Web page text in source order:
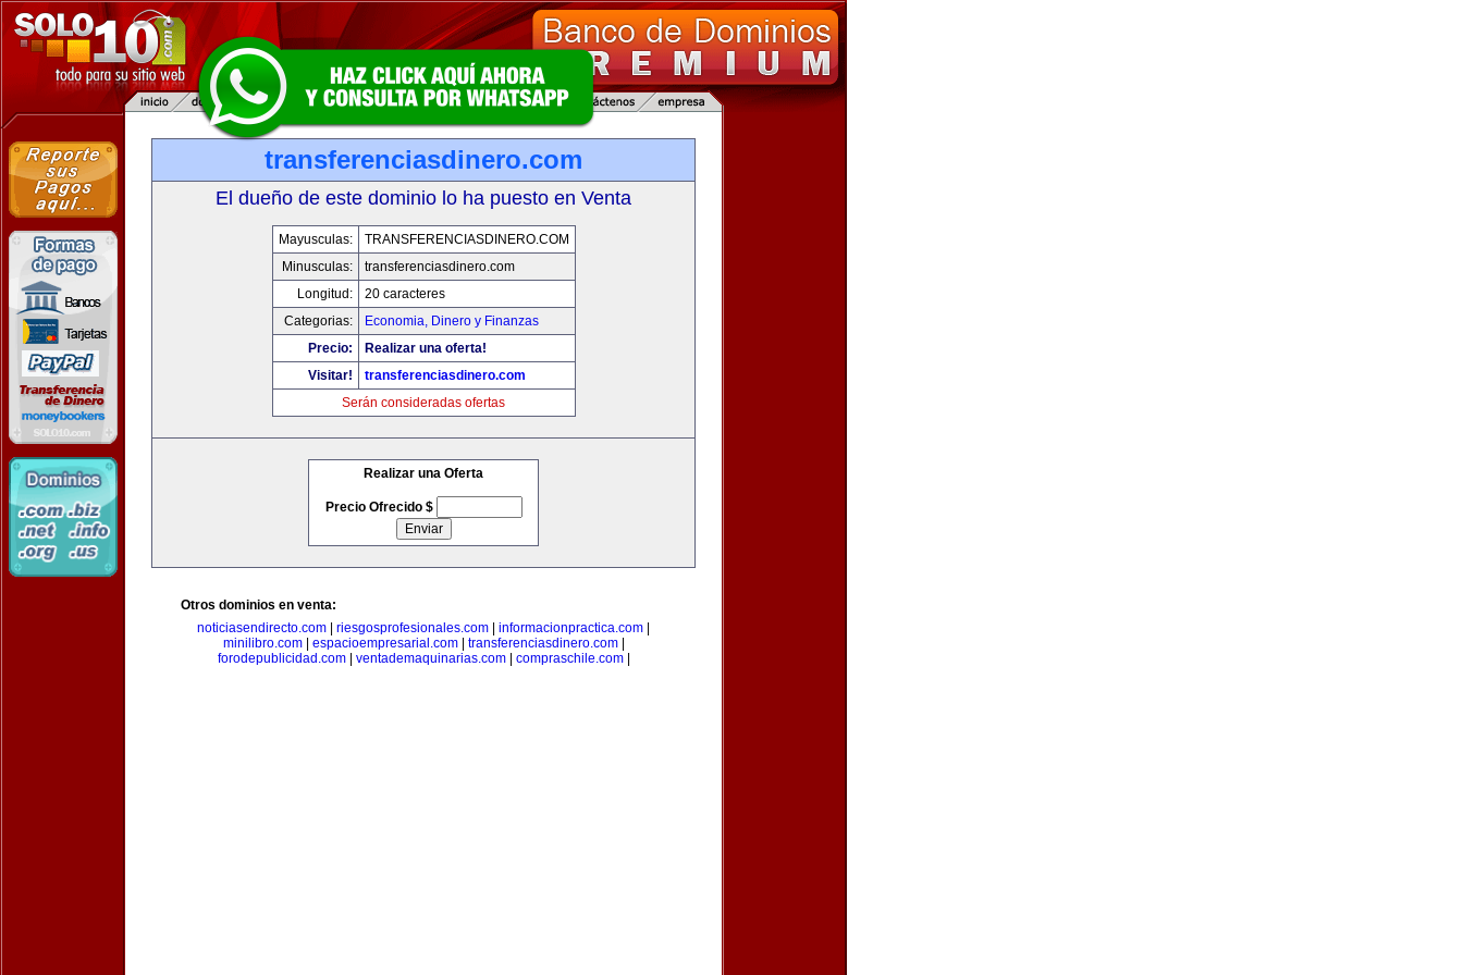
transferenciasdinero.com
El dueño de este dominio lo ha puesto en Venta
Mayusculas:
TRANSFERENCIASDINERO.COM
Minusculas:
transferenciasdinero.com
Longitud:
20 caracteres
Categorias:
Economia, Dinero y Finanzas
Precio:
Realizar una oferta!
Visitar!
transferenciasdinero.com
Serán consideradas ofertas
Realizar una Oferta
Precio Ofrecido $
Otros dominios en venta:
noticiasendirecto.com
riesgosprofesionales.com informacionpractica.com
minilibro.com| espacioempresarial.com| transferenciasdinero.com|
forodepublicidad.com| ventademaquinarias.com| compraschile.com|